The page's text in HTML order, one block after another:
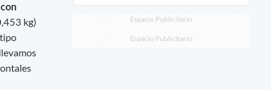
kg)
Espacio Publicitario
Espacio Publicitario